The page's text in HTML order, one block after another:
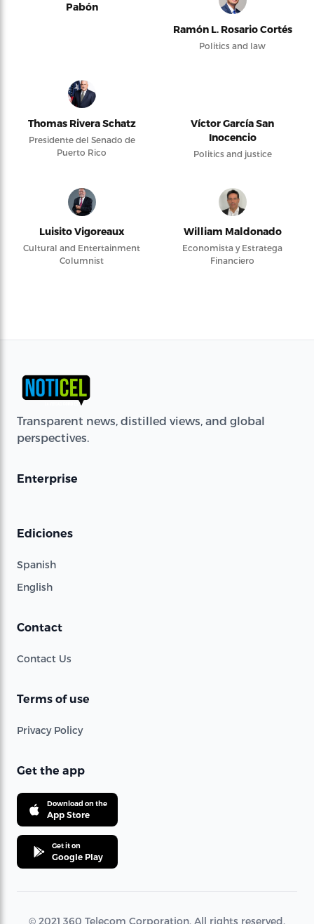
Pabón
Ramón L. Rosario Cortés
Politics and law
Thomas Rivera Schatz
Presidente del Senado de
Puerto Rico
Víctor García San
Inocencio
Politics and justice
Luisito Vigoreaux
Cultural and Entertainment
Columnist
William Maldonado
Economista y Estratega
Financiero
Transparent news, distilled views, and global
perspectives.
Enterprise
Ediciones
Spanish
English
Contact
Contact Us
Terms of use
Privacy Policy
Get the app
Download on the
App Store
Get it on
Google Play
© 2021 360 Telecom Corporation. All rights reserved.